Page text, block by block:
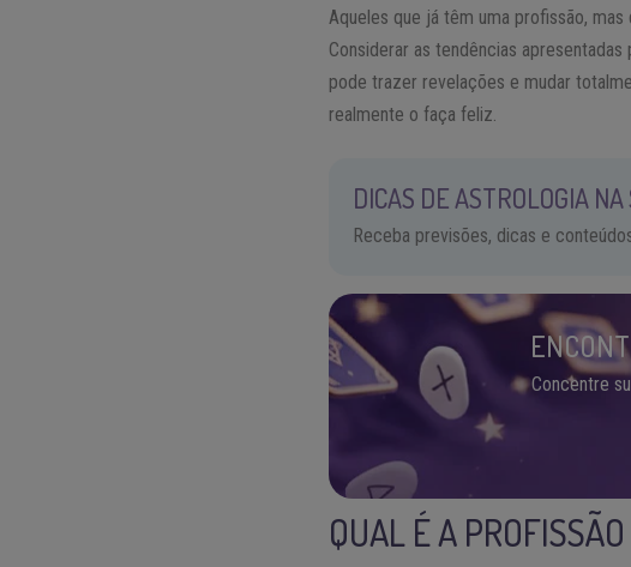
Aqueles que já têm uma profissão,
Considerar as tendências
pode trazer revelações e mudar
realmente o faça feliz.
DICAS DE ASTROLOGIA NA
Receba previsões, dicas e
Concentre
QUAL É A